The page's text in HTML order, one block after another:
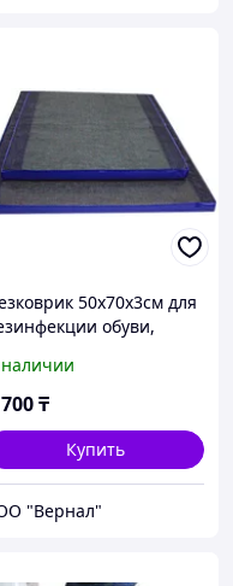
коврики
50x70x3см для
обуви,
₸
Купить
"Вернал"